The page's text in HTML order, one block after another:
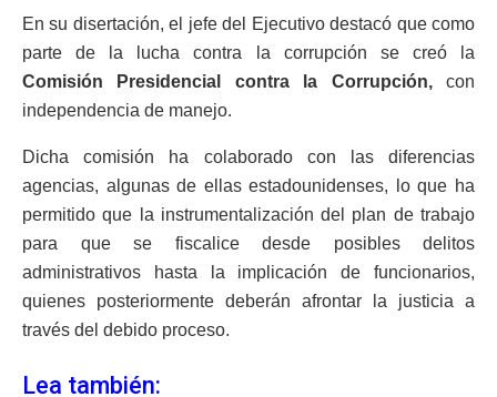
En su disertación, el jefe del Ejecutivo destacó que como
parte de la lucha contra la corrupción se creó la
Comisión Presidencial contra la Corrupción,con
independencia de manejo.
Dicha comisión ha colaborado con las diferencias
agencias, algunas de ellas estadounidenses, lo que ha
permitido que la instrumentalización del plan de trabajo
para que se fiscalice desde posibles delitos
administrativos hasta la implicación de funcionarios,
quienes posteriormente deberán afrontar la justicia a
través del debido proceso.
Lea también: